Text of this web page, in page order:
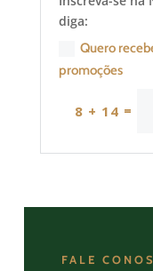
diga:
Quero
promoções
8 + 14 =
FALE